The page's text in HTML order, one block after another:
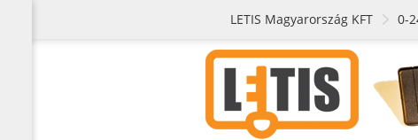
LETIS Magyarország KFT 0-